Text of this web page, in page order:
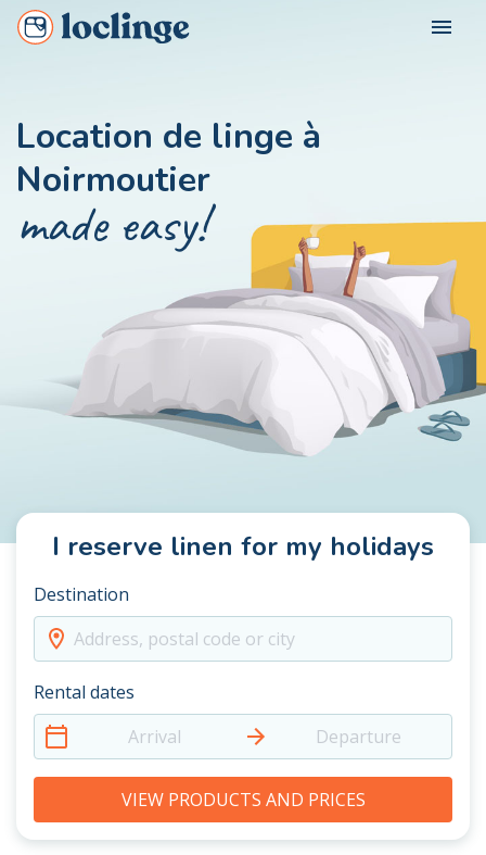
menu
Loclinge Vacationer
Loclinge Owner
Loclinge Professional
OUR CITIES
Location de linge à
Noirmoutier
made easy!
I reserve linen for my holidays
Destination
Address, postal code or city
Rental dates
Arrival
Departure
VIEW PRODUCTS AND PRICES